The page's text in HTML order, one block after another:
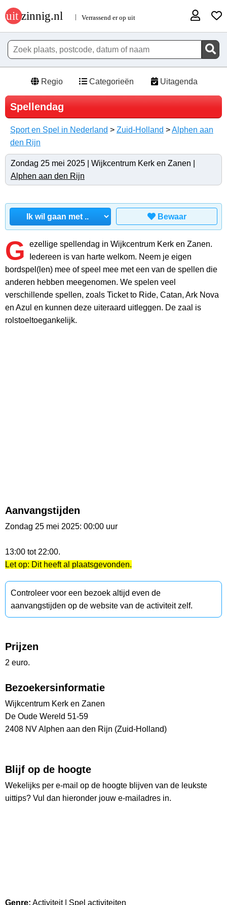
Regio Categorieën Uitagenda
Spellendag
Sport en Spel in Nederland > Zuid-Holland >Alphen aan
den Rijn
Zondag 25 mei 2025 | Wijkcentrum Kerk en Zanen |
Alphen aan den Rijn
Bewaar
G
ezellige spellendag in Wijkcentrum Kerk en Zanen.
Iedereen is van harte welkom. Neem je eigen
bordspel(len) mee of speel mee met een van de spellen die
anderen hebben meegenomen. We spelen veel
verschillende spellen, zoals Ticket to Ride, Catan, Ark Nova
en Azul en kunnen deze uiteraard uitleggen. De zaal is
rolstoeltoegankelijk.
Aanvangstijden
Zondag 25 mei 2025: 00:00 uur
13:00 tot 22:00.
Let op: Dit heeft al plaatsgevonden.
Controleer voor een bezoek altijd even de
aanvangstijden op de website van de activiteit zelf.
Prijzen
2 euro.
Bezoekersinformatie
Wijkcentrum Kerk en Zanen
De Oude Wereld 51-59
2408 NV Alphen aan den Rijn (Zuid-Holland)
Blijf op de hoogte
Wekelijks per e-mail op de hoogte blijven van de leukste
uittips? Vul dan hieronder jouw e-mailadres in.
Genre: Activiteit | Spel activiteiten